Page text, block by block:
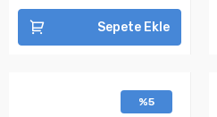
Sepete Ekle
%5